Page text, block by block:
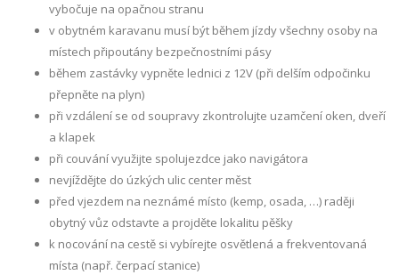
vybočuje na opačnou stranu
v obytném karavanu musí být během jízdy všechny osoby na
místech připoutány bezpečnostními pásy
během zastávky vypněte lednici z 12V (při delším odpočinku
přepněte na plyn)
při vzdálení se od soupravy zkontrolujte uzamčení oken, dveří
a klapek
při couvání využijte spolujezdce jako navigátora
nevjíždějte do úzkých ulic center měst
před vjezdem na neznámé místo (kemp, osada, …) raději
obytný vůz odstavte a projděte lokalitu pěšky
k nocování na cestě si vybírejte osvětlená a frekventovaná
místa (např. čerpací stanice)